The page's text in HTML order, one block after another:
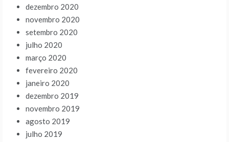
dezembro 2020
novembro 2020
setembro 2020
julho 2020
março 2020
fevereiro 2020
janeiro 2020
dezembro 2019
novembro 2019
agosto 2019
julho 2019